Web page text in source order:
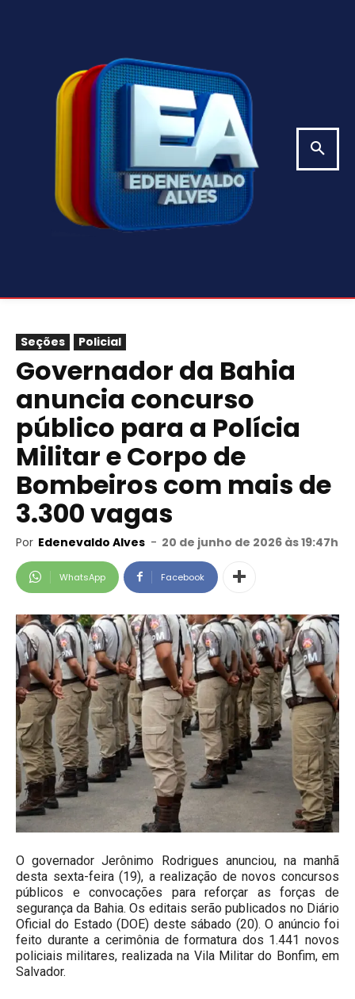
Seções Policial
Governador da Bahia
anuncia concurso
público para a Polícia
Militar e Corpo de
Bombeiros com mais de
3.300 vagas
Por Edenevaldo Alves - 20 de junho de 2026 às 19:47h
WhatsApp Facebook
O governador Jerônimo Rodrigues anunciou, na manhã
desta sexta-feira (19), a realização de novos concursos
públicos e convocações para reforçar as forças de
segurança da Bahia. Os editais serão publicados no Diário
Oficial do Estado (DOE) deste sábado (20). O anúncio foi
feito durante a cerimônia de formatura dos 1.441 novos
policiais militares, realizada na Vila Militar do Bonfim, em
Salvador.